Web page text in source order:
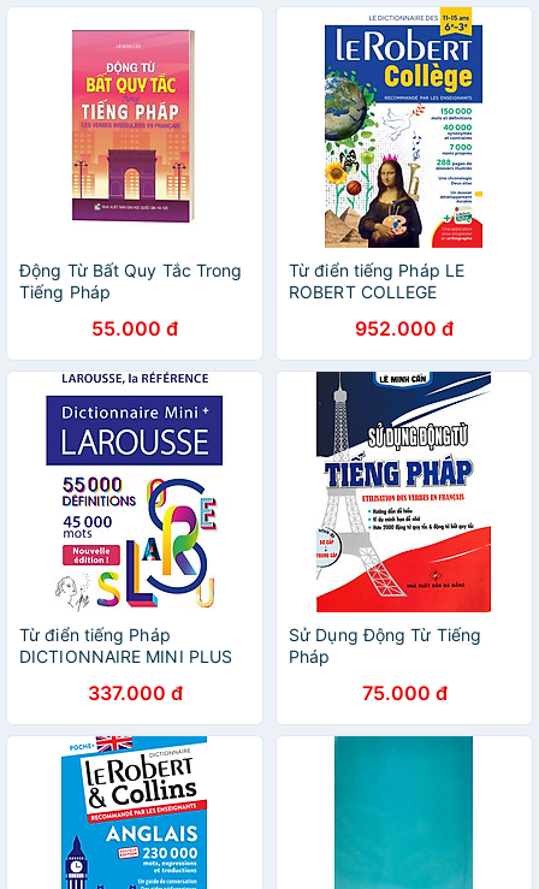
Động Từ Bất Quy Tắc Trong
Tiếng Pháp
55.000 đ
Từ điển tiếng Pháp LE
ROBERT COLLEGE
952.000 đ
Từ điển tiếng Pháp
DICTIONNAIRE MINI PLUS
337.000 đ
Sử Dụng Động Từ Tiếng
Pháp
75.000 đ